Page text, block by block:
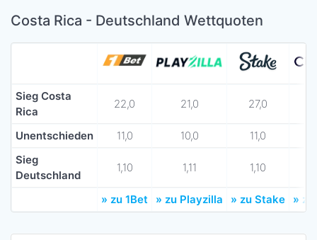
Costa Rica - Deutschland Wettquoten
Sieg Costa
Rica
22,0 21,0 27,0
Unentschieden 11,0 10,0
11,0
Sieg
Deutschland
1,10 1,11 1,10
» zu 1Bet » zu Playzilla » zu Stake »